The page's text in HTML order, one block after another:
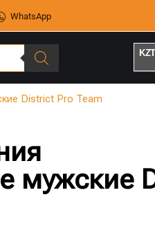
WhatsApp
KZT
District Pro Team
мужские